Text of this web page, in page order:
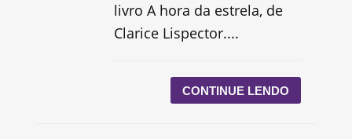
livro A hora da estrela, de
Clarice Lispector....
CONTINUE LENDO